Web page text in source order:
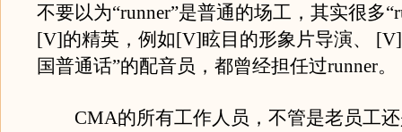
不要以为“runner”是普通的场工，其实很多
[V]的精英，例如[V]眩目的形象片导演、
国普通话”的配音员，都曾经担任过runner。
CMA的所有工作人员，不管是老员工还